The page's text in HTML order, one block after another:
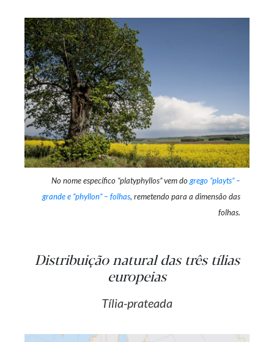
No nome específico “platyphyllos” vem dogrego “playts” –
grande e “phyllon” – folhas, remetendo para a dimensão das
folhas.
Distribuição natural das três tílias
europeias
Tília-prateada